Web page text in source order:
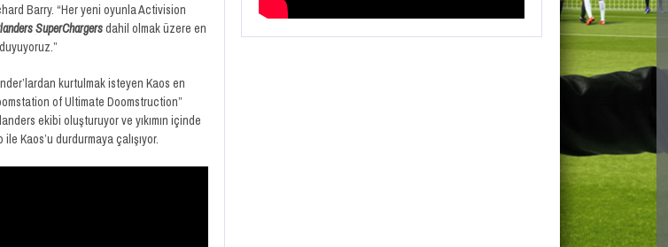
Barry. “Her yeni oyunla Activision
SuperChargersdahil olmak üzere en
kurtulmak isteyen Kaos en
of Ultimate Doomstruction”
ekibi oluşturuyor ve yıkımın içinde
Kaos’u durdurmaya çalışıyor.